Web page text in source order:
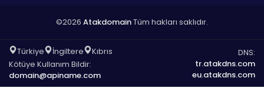
©2026 AtakdomainTüm hakları saklıdır.
Türkiye İngiltere
Kıbrıs
Kötüye Kullanım Bildir:
domain@apiname.com
DNS:
tr.atakdns.com
eu.atakdns.com